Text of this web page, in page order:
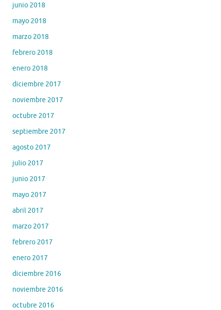
junio 2018
mayo 2018
marzo 2018
febrero 2018
enero 2018
diciembre 2017
noviembre 2017
octubre 2017
septiembre 2017
agosto 2017
julio 2017
junio 2017
mayo 2017
abril 2017
marzo 2017
febrero 2017
enero 2017
diciembre 2016
noviembre 2016
octubre 2016